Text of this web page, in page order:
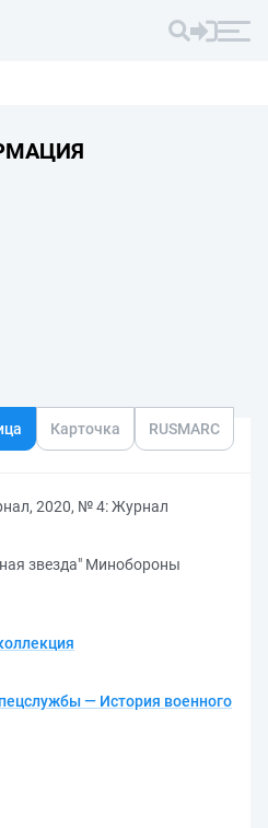
Карточка RUSMARC
2020, № 4: Журнал
звезда" Минобороны
— История военного